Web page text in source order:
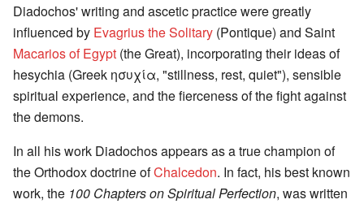
Diadochos' writing and ascetic practice were greatly
influenced by Evagrius the Solitary (Pontique) and Saint
Macarios of Egypt (the Great), incorporating their ideas of
hesychia (Greek ησυχία, "stillness, rest, quiet"), sensible
spiritual experience, and the fierceness of the fight against
the demons.
In all his work Diadochos appears as a true champion of
the Orthodox doctrine ofChalcedon. In fact, his best known
work, the 100 Chapters on Spiritual Perfection, was written